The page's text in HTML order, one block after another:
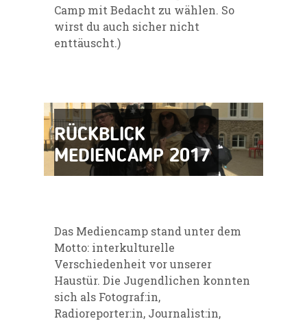
Camp mit Bedacht zu wählen. So
wirst du auch sicher nicht
enttäuscht.)
RÜCKBLICK
MEDIENCAMP 2017
Das Mediencamp stand unter dem
Motto: interkulturelle
Verschiedenheit vor unserer
Haustür. Die Jugendlichen konnten
sich als Fotograf:in,
Radioreporter:in, Journalist:in,